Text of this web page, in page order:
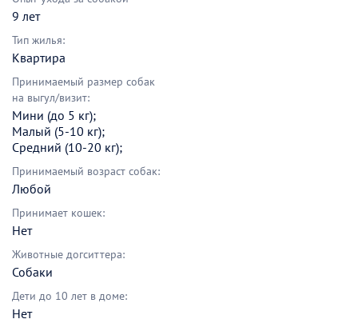
9 лет
Тип жилья:
Квартира
Принимаемый размер собак
на выгул/визит:
Мини (до 5 кг);
Малый (5-10 кг);
Средний (10-20 кг);
Принимаемый возраст собак:
Любой
Принимает кошек:
Нет
Животные догситтера:
Собаки
Дети до 10 лет в доме:
Нет